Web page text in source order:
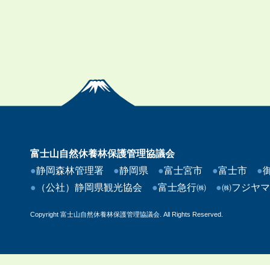
富士山自然休養林保護管理協議会
●静岡森林管理署 ●静岡県 ●富士宮市 ●富士市 ●
●
（公社）静岡県観光協会 ●富士急行㈱ ●㈱フジヤ
Copyright 富士山自然休養林保護管理協議会. All Rights Reserved.